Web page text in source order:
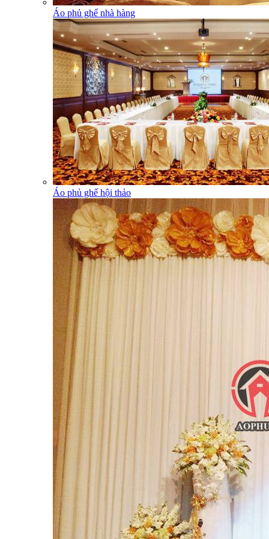
Áo phủ ghế nhà hàng
Áo phủ ghế hội thảo